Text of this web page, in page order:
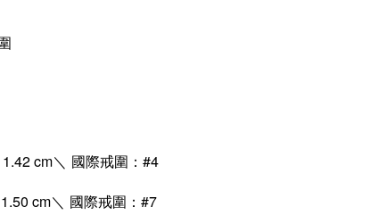
cm＼
國際戒圍：#4
cm＼
國際戒圍：#7